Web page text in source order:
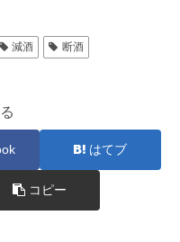
減酒
断酒
はてブ
コピー